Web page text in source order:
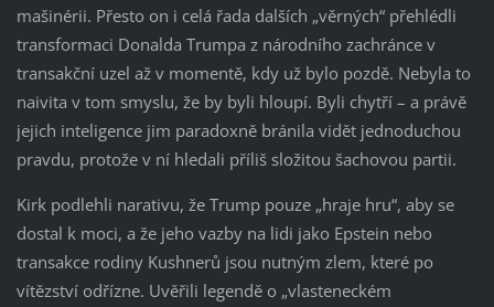
mašinérii. Přesto on i celá řada dalších „věrných“ přehlédli
transformaci Donalda Trumpa z národního zachránce v
transakční uzel až v momentě, kdy už bylo pozdě. Nebyla to
naivita v tom smyslu, že by byli hloupí. Byli chytří – a právě
jejich inteligence jim paradoxně bránila vidět jednoduchou
pravdu, protože v ní hledali příliš složitou šachovou partii.
Kirk podlehli narativu, že Trump pouze „hraje hru“, aby se
dostal k moci, a že jeho vazby na lidi jako Epstein nebo
transakce rodiny Kushnerů jsou nutným zlem, které po
vítězství odřízne. Uvěřili legendě o „vlasteneckém